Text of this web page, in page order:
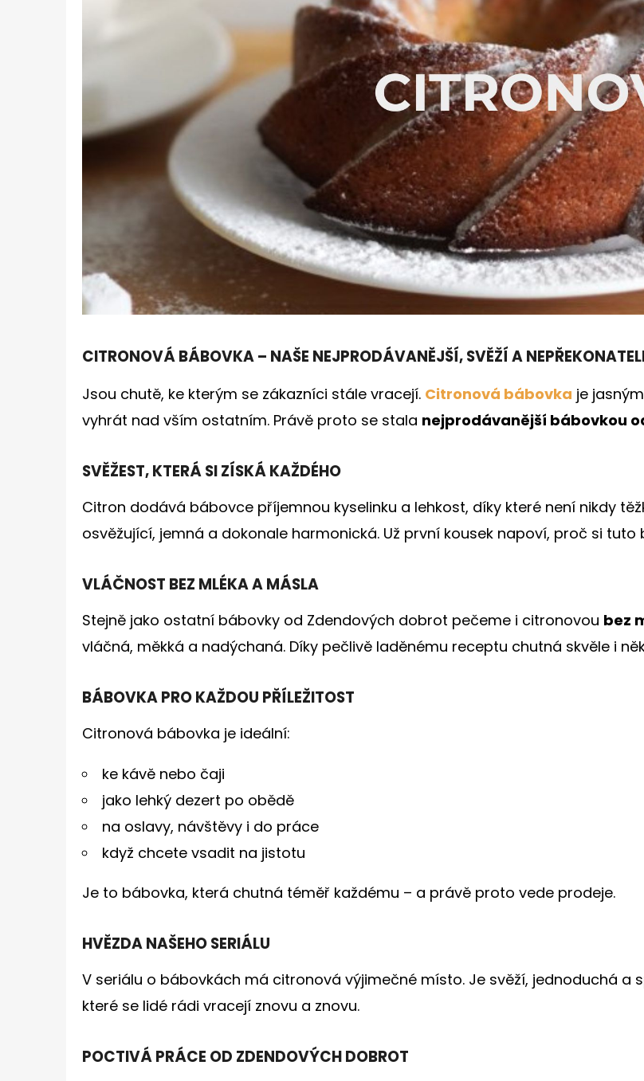
CITRONOVÁ BÁBOVKA – NAŠE NEJPRODÁVANĚJŠÍ, SVĚŽÍ A
Jsou chutě, ke kterým se zákazníci stále vracejí. Citronová bábovka je
vyhrát nad vším ostatním. Právě proto se stala nejprodávanější bábovkou
SVĚŽEST, KTERÁ SI ZÍSKÁ KAŽDÉHO
Citron dodává bábovce příjemnou kyselinku a lehkost, díky které není nikdy
osvěžující, jemná a dokonale harmonická. Už první kousek napoví, proč si
VLÁČNOST BEZ MLÉKA A MÁSLA
Stejně jako ostatní bábovky od Zdendových dobrot pečeme i citronovou bez
vláčná, měkká a nadýchaná. Díky pečlivě laděnému receptu chutná skvěle i
BÁBOVKA PRO KAŽDOU PŘÍLEŽITOST
Citronová bábovka je ideální:
ke kávě nebo čaji
jako lehký dezert po obědě
na oslavy, návštěvy i do práce
když chcete vsadit na jistotu
Je to bábovka, která chutná téměř každému – a právě proto vede prodeje.
HVĚZDA NAŠEHO SERIÁLU
V seriálu o bábovkách má citronová výjimečné místo. Je svěží, jednoduchá a
které se lidé rádi vracejí znovu a znovu.
POCTIVÁ PRÁCE OD ZDENDOVÝCH DOBROT